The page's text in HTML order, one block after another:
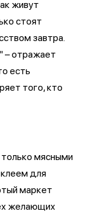
живут
стоят
завтра.
– отражает
есть
того, кто
только мясными
для
маркет
желающих